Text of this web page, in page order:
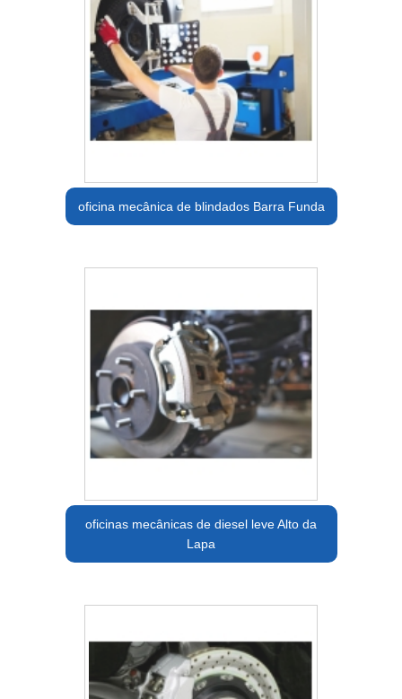
oficina mecânica de blindados Barra Funda
oficinas mecânicas de diesel leve Alto da
Lapa